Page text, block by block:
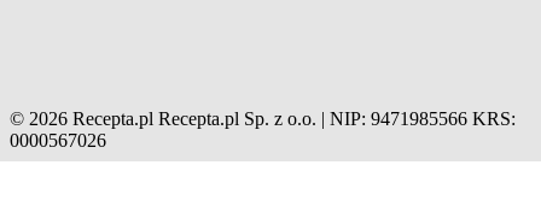
© 2026 Recepta.pl Recepta.pl Sp. z o.o. | NIP: 9471985566 KRS:
0000567026